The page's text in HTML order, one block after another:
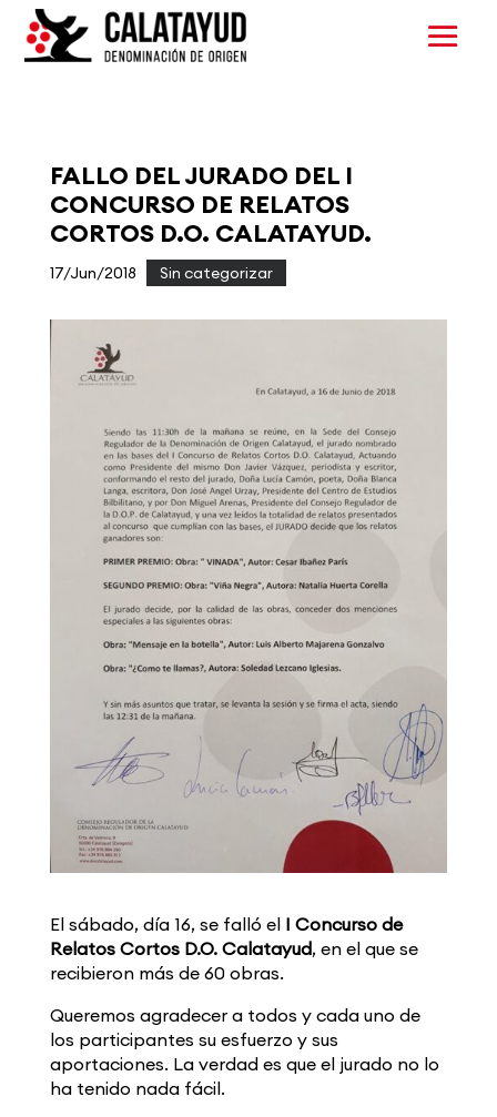
FALLO DEL JURADO DEL I
CONCURSO DE RELATOS
CORTOS D.O. CALATAYUD.
17/Jun/2018 Sin categorizar
El sábado, día 16, se falló el I Concurso de
Relatos Cortos D.O. Calatayud, en el que se
recibieron más de 60 obras.
Queremos agradecer a todos y cada uno de
los participantes su esfuerzo y sus
aportaciones. La verdad es que el jurado no lo
ha tenido nada fácil.